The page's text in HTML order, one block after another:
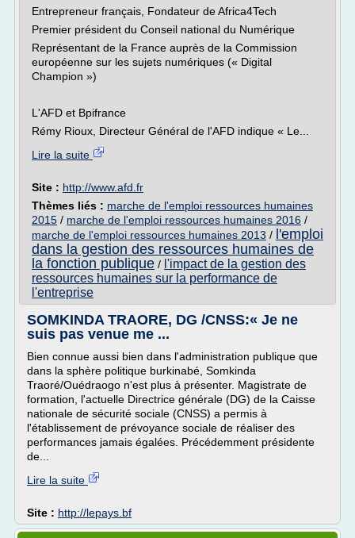
Entrepreneur français, Fondateur de Africa4Tech
Premier président du Conseil national du Numérique
Représentant de la France auprès de la Commission
européenne sur les sujets numériques (« Digital
Champion »)
L'AFD et Bpifrance
Rémy Rioux, Directeur Général de l'AFD indique « Le...
Lire la suite
Site : http://www.afd.fr
Thèmes liés : marche de l'emploi ressources humaines
2015 / marche de l'emploi ressources humaines 2016 /
marche de l'emploi ressources humaines 2013 / l'emploi
dans la gestion des ressources humaines de
la fonction publique / l'impact de la gestion des
ressources humaines sur la performance de
l'entreprise
SOMKINDA TRAORE, DG /CNSS:« Je ne
suis pas venue me ...
Bien connue aussi bien dans l'administration publique que
dans la sphère politique burkinabé, Somkinda
Traoré/Ouédraogo n'est plus à présenter. Magistrate de
formation, l'actuelle Directrice générale (DG) de la Caisse
nationale de sécurité sociale (CNSS) a permis à
l'établissement de prévoyance sociale de réaliser des
performances jamais égalées. Précédemment présidente
de...
Lire la suite
Site : http://lepays.bf